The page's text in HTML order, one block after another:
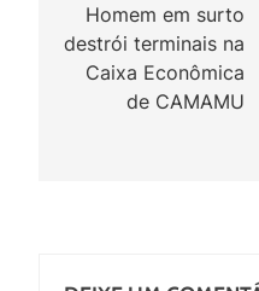
de
Post
Homem em surto
destrói terminais na
Caixa Econômica
de CAMAMU